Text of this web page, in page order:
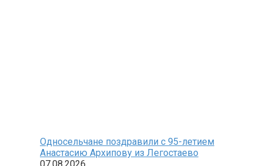
Односельчане поздравили с 95-летием
Анастасию Архипову из Легостаево